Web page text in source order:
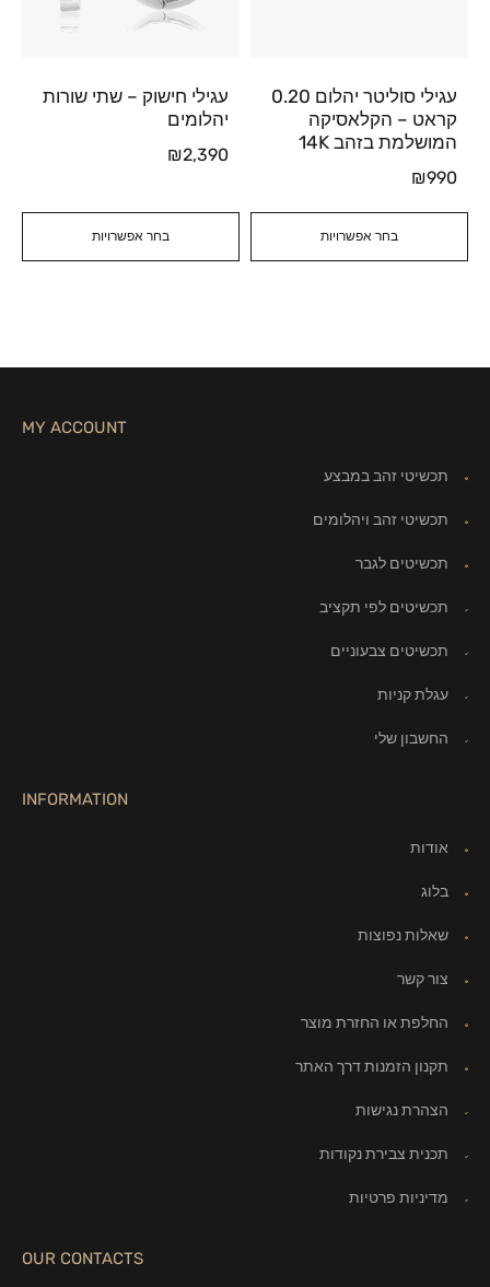
בחר אפשרויות
עגילי סוליטר יהלום 0.20
קראט – הקלאסיקה
המושלמת בזהב 14K
₪990
בחר אפשרויות
עגילי חישוק – שתי שורות
יהלומים
₪2,390
MY ACCOUNT
תכשיטי זהב במבצע
תכשיטי זהב ויהלומים
תכשיטים לגבר
תכשיטים לפי תקציב
תכשיטים צבעוניים
עגלת קניות
החשבון שלי
INFORMATION
אודות
בלוג
שאלות נפוצות
צור קשר
החלפת או החזרת מוצר
תקנון הזמנות דרך האתר
הצהרת נגישות
תכנית צבירת נקודות
מדיניות פרטיות
OUR CONTACTS